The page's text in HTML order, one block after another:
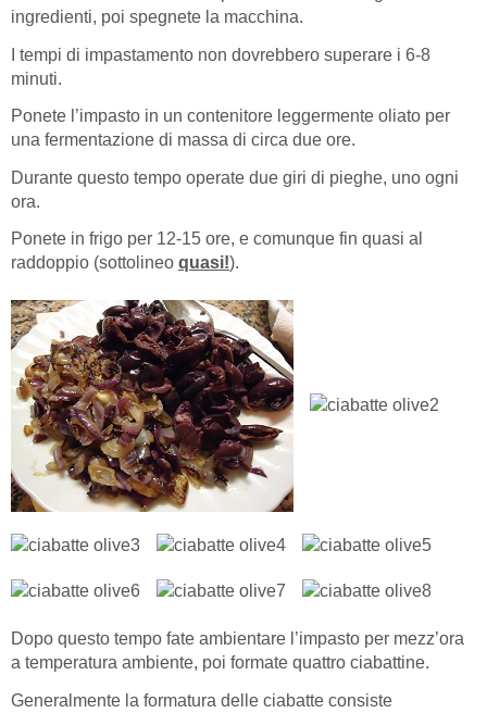
ingredienti, poi spegnete la macchina.
I tempi di impastamento non dovrebbero superare i 6-8
minuti.
Ponete l’impasto in un contenitore leggermente oliato per
una fermentazione di massa di circa due ore.
Durante questo tempo operate due giri di pieghe, uno ogni
ora.
Ponete in frigo per 12-15 ore, e comunque fin quasi al
raddoppio (sottolineo quasi!).
Dopo questo tempo fate ambientare l’impasto per mezz’ora
a temperatura ambiente, poi formate quattro ciabattine.
Generalmente la formatura delle ciabatte consiste